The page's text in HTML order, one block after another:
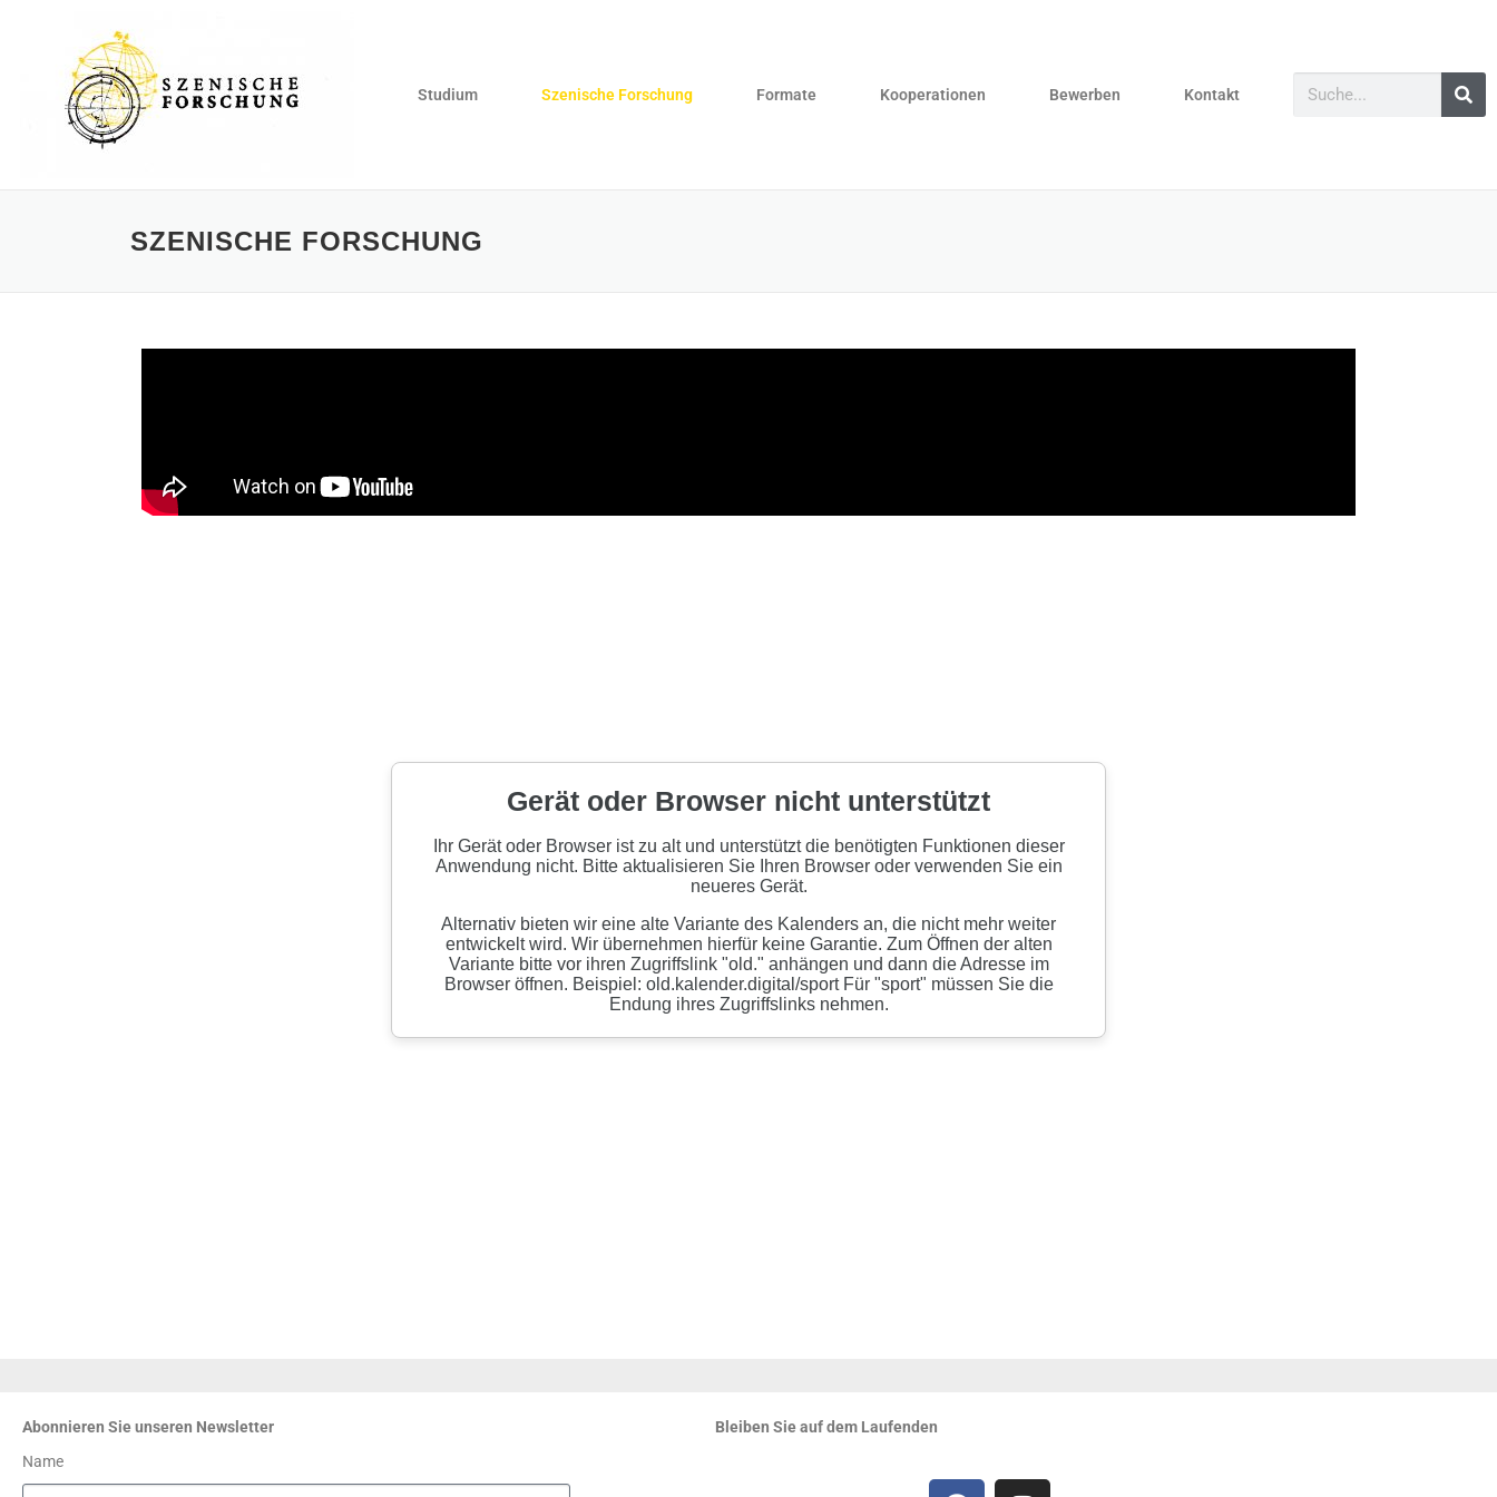
Studium Szenische Forschung Formate Kooperationen Bewerben Kontakt
SZENISCHE FORSCHUNG
Abonnieren Sie unseren Newsletter
Name
Bleiben Sie auf dem Laufenden